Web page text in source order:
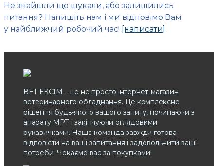
Не знайшли що шукали, або залишились
питання? Напишіть нам і ми відповімо Вам
у найближчий робочий час! [написати]
ВЕТ ЕКСІМ – це не просто інтернет-магазин
ветеринарного обладнання. Це комплексне
рішення будь-якого вашого запиту, починаючи з
апарату МРТ і закінчуючи оглядовими
рукавичками. Наша команда завжди готова
відповісти на ваші запитання і задовольнити ваші
потреби. Чекаємо вас за покупками!